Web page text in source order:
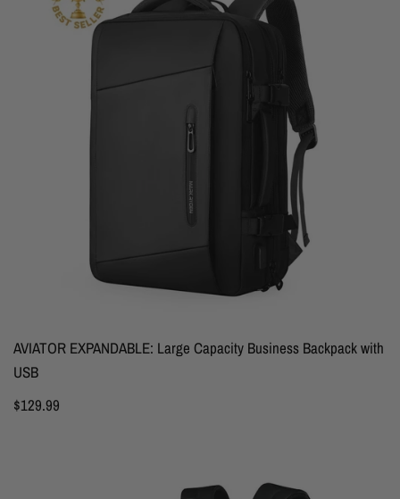
AVIATOR EXPANDABLE: Large Capacity Business Backpack with
USB
$129.99